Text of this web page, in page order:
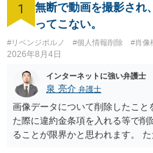
３条）や青少年保護育成条例違
刑法２２３条１項では、「生命、
いことを行わせ、又は権利の行使
する目的で、１８歳未満の児童
性器やその周辺、臀部、胸部が露
るよう脅した場合には同条に該
年保護育成条例（東京都の例）
対し、次に掲げる行為を行つて
1
無断で動画を撮影され
ってこない。
#リベンジポルノ #個人情報削除 #肖像
2026年8月4日
インターネットに強い弁護士
泉 亮介 弁護士
画像データについて削除したこと
た際に違約金条項を入れる等で
ることが限界かと思われます。